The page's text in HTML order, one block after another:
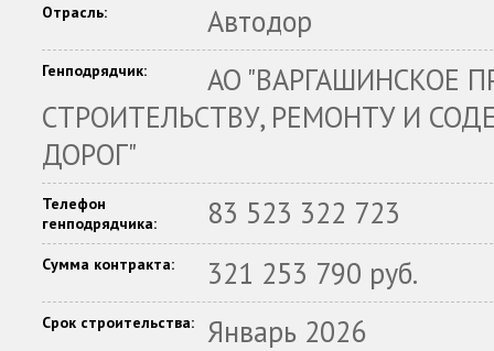
Отрасль: Автодор
Генподрядчик:
АО "ВАРГАШИНСКОЕ
СТРОИТЕЛЬСТВУ, РЕМОНТУ И
ДОРОГ"
Телефон
генподрядчика:
83 523 322 723
Сумма контракта: 321 253 790 руб.
Срок строительства: Январь 2026